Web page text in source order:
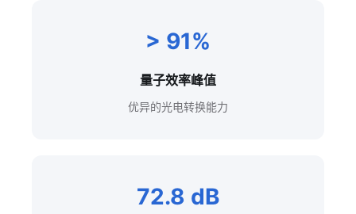
> 91%
量子效率峰值
优异的光电转换能力
72.8 dB